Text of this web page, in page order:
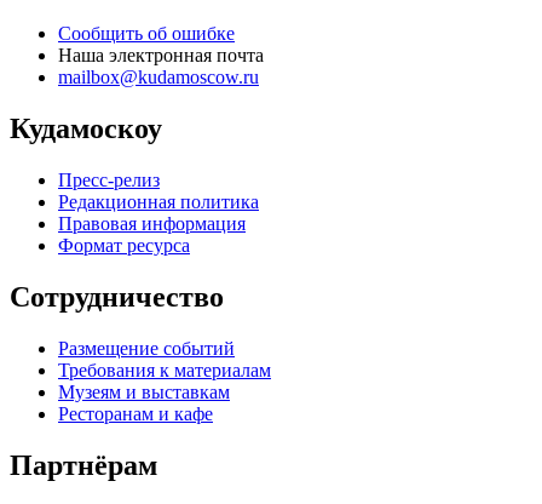
Сообщить об ошибке
Наша электронная почта
mailbox@kudamoscow.ru
Кудамоскоу
Пресс-релиз
Редакционная политика
Правовая информация
Формат ресурса
Сотрудничество
Размещение событий
Требования к материалам
Музеям и выставкам
Ресторанам и кафе
Партнёрам